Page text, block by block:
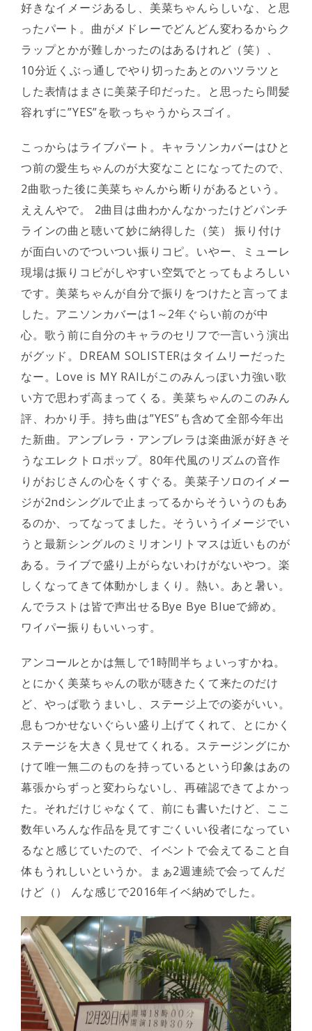
好きなイメージあるし、美菜ちゃんらしいな、と思
ったパート。曲がメドレーでどんどん変わるからク
ラップとかが難しかったのはあるけれど（笑）、
10分近くぶっ通しでやり切ったあとのハツラツと
した表情はまさに美菜子印だった。と思ったら間髪
容れずに”YES”を歌っちゃうからスゴイ。
こっからはライブパート。キャラソンカバーはひと
つ前の愛生ちゃんのが大変なことになってたので、
2曲歌った後に美菜ちゃんから断りがあるという。
ええんやで。 2曲目は曲わかんなかったけどパンチ
ラインの曲と聴いて妙に納得した（笑） 振り付け
が面白いのでついつい振りコピ。いやー、ミューレ
現場は振りコピがしやすい空気でとってもよろしい
です。美菜ちゃんが自分で振りをつけたと言ってま
した。アニソンカバーは1～2年ぐらい前のが中
心。歌う前に自分のキャラのセリフで一言いう演出
がグッド。DREAM SOLISTERはタイムリーだった
なー。Love is MY RAILがこのみんっぽい力強い歌
い方で思わず高まってくる。美菜ちゃんのこのみん
評、わかり手。持ち曲は”YES”も含めて全部今年出
た新曲。アンブレラ・アンブレラは楽曲派が好きそ
うなエレクトロポップ。80年代風のリズムの音作
りがおじさんの心をくすぐる。美菜子ソロのイメー
ジが2ndシングルで止まってるからそういうのもあ
るのか、ってなってました。そういうイメージでい
うと最新シングルのミリオンリトマスは近いものが
ある。ライブで盛り上がらないわけがないやつ。楽
しくなってきて体動かしまくり。熱い。あと暑い。
んでラストは皆で声出せるBye Bye Blueで締め。
ワイパー振りもいいっす。
アンコールとかは無しで1時間半ちょいっすかね。
とにかく美菜ちゃんの歌が聴きたくて来たのだけ
ど、やっぱ歌うまいし、ステージ上での姿がいい。
息もつかせないぐらい盛り上げてくれて、とにかく
ステージを大きく見せてくれる。ステージングにか
けて唯一無二のものを持っているという印象はあの
幕張からずっと変わらないし、再確認できてよかっ
た。それだけじゃなくて、前にも書いたけど、ここ
数年いろんな作品を見てすごくいい役者になってい
るなと感じていたので、イベントで会えてること自
体もうれしいというか。まぁ2週連続で会ってんだ
けど（） んな感じで2016年イベ納めでした。